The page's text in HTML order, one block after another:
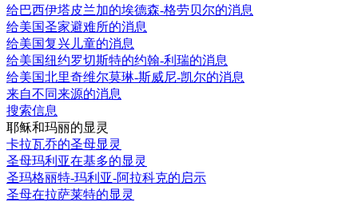
给巴西伊塔皮兰加的埃德森-格劳贝尔的消息
给美国圣家避难所的消息
给美国复兴儿童的消息
给美国纽约罗切斯特的约翰-利瑞的消息
给美国北里奇维尔莫琳-斯威尼-凯尔的消息
来自不同来源的消息
搜索信息
耶稣和玛丽的显灵
卡拉瓦乔的圣母显灵
圣母玛利亚在基多的显灵
圣玛格丽特-玛利亚-阿拉科克的启示
圣母在拉萨莱特的显灵